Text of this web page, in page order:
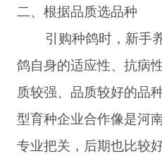
二、根据品质选品种
引购种鸽时，新手
鸽自身的适应性、抗病
质较强、品质较好的品
型育种企业合作像是河
专业把关，后期也比较